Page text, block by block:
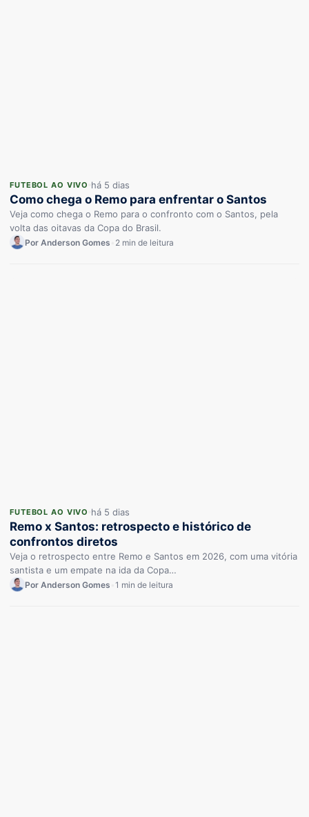
FUTEBOL AO VIVO há 5 dias
Como chega o Remo para enfrentar o Santos
Veja como chega o Remo para o confronto com o Santos, pela
volta das oitavas da Copa do Brasil.
Por Anderson Gomes 2 min de leitura
FUTEBOL AO VIVO há 5 dias
Remo x Santos: retrospecto e histórico de
confrontos diretos
Veja o retrospecto entre Remo e Santos em 2026, com uma vitória
santista e um empate na ida da Copa…
Por Anderson Gomes 1 min de leitura